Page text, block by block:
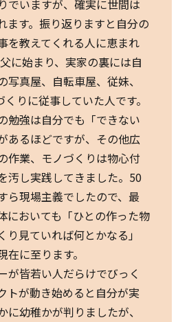
でいますが、確実に世間は
ます。振り返りますと自分の
を教えてくれる人に恵まれ
に始まり、実家の裏には自
真屋、自転車屋、従妹、
りに従事していた人です。
勉強は自分でも「できない
あるほどですが、その他広
作業、モノづくりは物心付
汚し実践してきました。50
ら現場主義でしたので、最
においても「ひとの作った物
見ていれば何とかなる」
に至ります。
が皆若い人だらけでびっく
トが動き始めると自分が実
幼稚かが判りましたが、